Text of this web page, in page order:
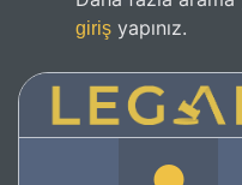
giriş yapınız.